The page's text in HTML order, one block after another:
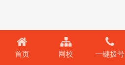
首页 网校 一键拨号